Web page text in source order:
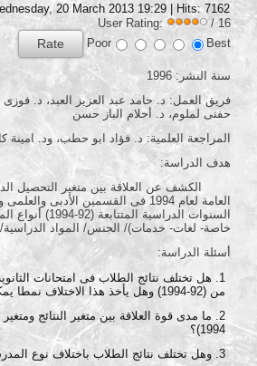
20 March 2013 19:29| Hits: 7162
User Rating:
/ 16
Poor
Best
سنة النشر: 1996
فريق العمل: د. حامد عبد العزيز العبد، د.
حفنى لملوم، د. أحلام الباز حسن
المراجعة العلمية: د. فؤاد ابو حطب، ود. امينة
هدف الدراسة:
الكشف عن العلاقة بين متغير التحصيل
العامة لعام 1994 فى القسمين الأدبى
السنوات الدراسية
خاصة- لغات- خدمات)/ الجنس/ المواد الدراسية/
أسئلة الدراسة:
هل تختلف نتائج الطلاب فى امتحانات
من (92-1994) وهل يأخذ هذا الاختلاف نمطا يمكن تفسيره؟
1994)؟
وهل تختلف نتائج الطلاب باختلاف نوع المدرسة